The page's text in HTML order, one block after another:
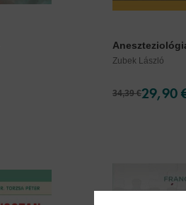
Zubek László
34,39 €29,90